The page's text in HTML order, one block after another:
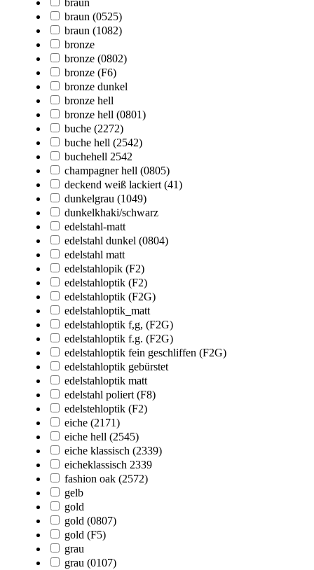
braun
braun (0525)
braun (1082)
bronze
bronze (0802)
bronze (F6)
bronze dunkel
bronze hell
bronze hell (0801)
buche (2272)
buche hell (2542)
buchehell 2542
champagner hell (0805)
deckend weiß lackiert (41)
dunkelgrau (1049)
dunkelkhaki/schwarz
edelstahl-matt
edelstahl dunkel (0804)
edelstahl matt
edelstahlopik (F2)
edelstahloptik (F2)
edelstahloptik (F2G)
edelstahloptik_matt
edelstahloptik f,g, (F2G)
edelstahloptik f.g. (F2G)
edelstahloptik fein geschliffen (F2G)
edelstahloptik gebürstet
edelstahloptik matt
edelstahl poliert (F8)
edelstehloptik (F2)
eiche (2171)
eiche hell (2545)
eiche klassisch (2339)
eicheklassisch 2339
fashion oak (2572)
gelb
gold
gold (0807)
gold (F5)
grau
grau (0107)